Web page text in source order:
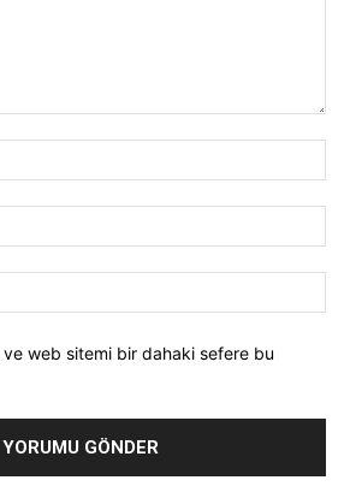
ve web sitemi bir dahaki sefere bu